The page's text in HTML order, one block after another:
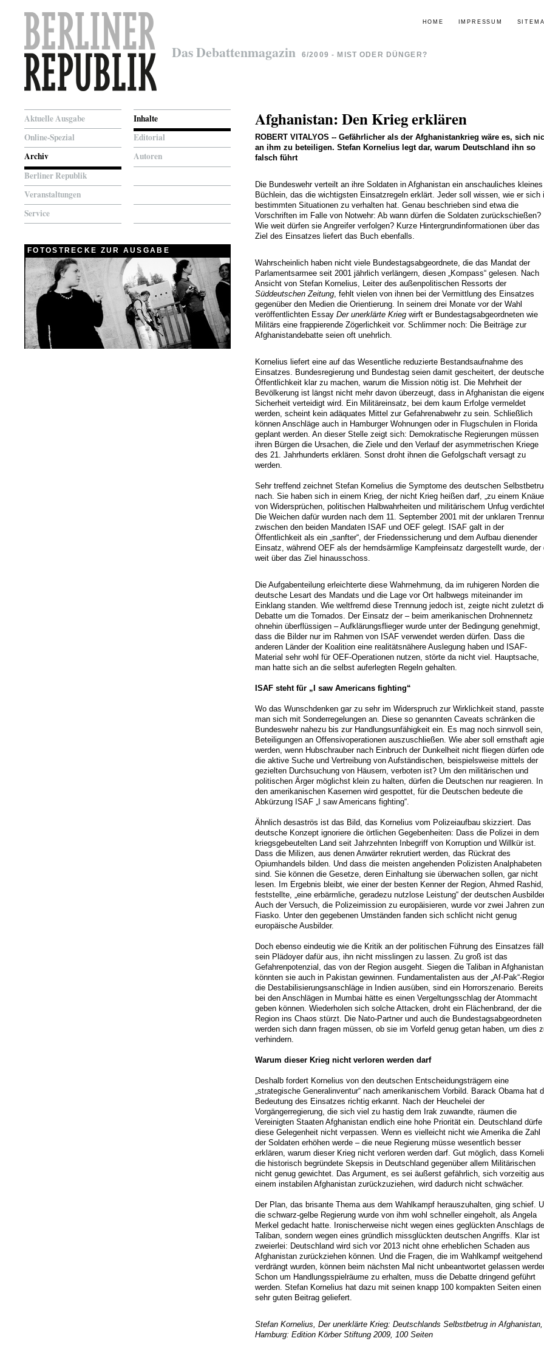
Das Debattenmagazin 6/2009 - MIST ODER DÜNGER?
HOME IMPRESSUM
Aktuelle Ausgabe
Online-Spezial
Archiv
Berliner Republik
Veranstaltungen
Service
Inhalte
Editorial
Autoren
FOTOSTRECKE ZUR AUSGABE
Afghanistan: Den Krieg erklären
ROBERT VITALYOS -- Gefährlicher als der Afghanistankrieg wäre es, sich
an ihm zu beteiligen. Stefan Kornelius legt dar, warum Deutschland ihn so
falsch führt
Die Bundeswehr verteilt an ihre Soldaten in Afghanistan ein anschauliches kleines
Büchlein, das die wichtigsten Einsatzregeln erklärt. Jeder soll wissen, wie er sich
bestimmten Situationen zu verhalten hat. Genau beschrieben sind etwa die
Vorschriften im Falle von Notwehr: Ab wann dürfen die Soldaten zurückschießen?
Wie weit dürfen sie Angreifer verfolgen? Kurze Hintergrundinformationen über das
Ziel des Einsatzes liefert das Buch ebenfalls.
Wahrscheinlich haben nicht viele Bundestagsabgeordnete, die das Mandat der
Parlamentsarmee seit 2001 jährlich verlängern, diesen „Kompass“ gelesen. Nach
Ansicht von Stefan Kornelius, Leiter des außenpolitischen Ressorts der
Süddeutschen Zeitung, fehlt vielen von ihnen bei der Vermittlung des Einsatzes
gegenüber den Medien die Orientierung. In seinem drei Monate vor der Wahl
veröffentlichten Essay Der unerklärte Krieg wirft er Bundestagsabgeordneten wie
Militärs eine frappierende Zögerlichkeit vor. Schlimmer noch: Die Beiträge zur
Afghanistandebatte seien oft unehrlich.
Kornelius liefert eine auf das Wesentliche reduzierte Bestandsaufnahme des
Einsatzes. Bundesregierung und Bundestag seien damit gescheitert, der
Öffentlichkeit klar zu machen, warum die Mission nötig ist. Die Mehrheit der
Bevölkerung ist längst nicht mehr davon überzeugt, dass in Afghanistan die
Sicherheit verteidigt wird. Ein Militäreinsatz, bei dem kaum Erfolge vermeldet
werden, scheint kein adäquates Mittel zur Gefahrenabwehr zu sein. Schließlich
können Anschläge auch in Hamburger Wohnungen oder in Flugschulen in Florida
geplant werden. An dieser Stelle zeigt sich: Demokratische Regierungen müssen
ihren Bürgen die Ursachen, die Ziele und den Verlauf der asymmetrischen Kriege
des 21. Jahrhunderts erklären. Sonst droht ihnen die Gefolgschaft versagt zu
werden.
Sehr treffend zeichnet Stefan Kornelius die Symptome des deutschen
nach. Sie haben sich in einem Krieg, der nicht Krieg heißen darf, „zu einem Knäuel
von Widersprüchen, politischen Halbwahrheiten und militärischem Unfug
Die Weichen dafür wurden nach dem 11. September 2001 mit der unklaren
zwischen den beiden Mandaten ISAF und OEF gelegt. ISAF galt in der
Öffentlichkeit als ein „sanfter“, der Friedenssicherung und dem Aufbau dienender
Einsatz, während OEF als der hemdsärmlige Kampfeinsatz dargestellt wurde, der
weit über das Ziel hinausschoss.
Die Aufgabenteilung erleichterte diese Wahrnehmung, da im ruhigeren Norden die
deutsche Lesart des Mandats und die Lage vor Ort halbwegs miteinander im
Einklang standen. Wie weltfremd diese Trennung jedoch ist, zeigte nicht zuletzt
Debatte um die Tornados. Der Einsatz der – beim amerikanischen Drohnennetz
ohnehin überflüssigen – Aufklärungsflieger wurde unter der Bedingung genehmigt,
dass die Bilder nur im Rahmen von ISAF verwendet werden dürfen. Dass die
anderen Länder der Koalition eine realitätsnähere Auslegung haben und ISAF-
Material sehr wohl für OEF-Operationen nutzen, störte da nicht viel. Hauptsache,
man hatte sich an die selbst auferlegten Regeln gehalten.
ISAF steht für „I saw Americans fighting“
Wo das Wunschdenken gar zu sehr im Widerspruch zur Wirklichkeit stand, passte
man sich mit Sonderregelungen an. Diese so genannten Caveats schränken die
Bundeswehr nahezu bis zur Handlungsunfähigkeit ein. Es mag noch sinnvoll sein,
Beteiligungen an Offensivoperationen auszuschließen. Wie aber soll ernsthaft
werden, wenn Hubschrauber nach Einbruch der Dunkelheit nicht fliegen dürfen
die aktive Suche und Vertreibung von Aufständischen, beispielsweise mittels der
gezielten Durchsuchung von Häusern, verboten ist? Um den militärischen und
politischen Ärger möglichst klein zu halten, dürfen die Deutschen nur reagieren. In
den amerikanischen Kasernen wird gespottet, für die Deutschen bedeute die
Abkürzung ISAF „I saw Americans fighting“.
Ähnlich desaströs ist das Bild, das Kornelius vom Polizeiaufbau skizziert. Das
deutsche Konzept ignoriere die örtlichen Gegebenheiten: Dass die Polizei in dem
kriegsgebeutelten Land seit Jahrzehnten Inbegriff von Korruption und Willkür ist.
Dass die Milizen, aus denen Anwärter rekrutiert werden, das Rückrat des
Opiumhandels bilden. Und dass die meisten angehenden Polizisten Analphabeten
sind. Sie können die Gesetze, deren Einhaltung sie überwachen sollen, gar nicht
lesen. Im Ergebnis bleibt, wie einer der besten Kenner der Region, Ahmed Rashid,
feststellte, „eine erbärmliche, geradezu nutzlose Leistung“ der deutschen
Auch der Versuch, die Polizeimission zu europäisieren, wurde vor zwei Jahren
Fiasko. Unter den gegebenen Umständen fanden sich schlicht nicht genug
europäische Ausbilder.
Doch ebenso eindeutig wie die Kritik an der politischen Führung des Einsatzes
sein Plädoyer dafür aus, ihn nicht misslingen zu lassen. Zu groß ist das
Gefahrenpotenzial, das von der Region ausgeht. Siegen die Taliban in
könnten sie auch in Pakistan gewinnen. Fundamentalisten aus der „Af-Pak“-
die Destabilisierungsanschläge in Indien ausüben, sind ein Horrorszenario. Bereits
bei den Anschlägen in Mumbai hätte es einen Vergeltungsschlag der Atommacht
geben können. Wiederholen sich solche Attacken, droht ein Flächenbrand, der die
Region ins Chaos stürzt. Die Nato-Partner und auch die Bundestagsabgeordneten
werden sich dann fragen müssen, ob sie im Vorfeld genug getan haben, um dies
verhindern.
Warum dieser Krieg nicht verloren werden darf
Deshalb fordert Kornelius von den deutschen Entscheidungsträgern eine
„strategische Generalinventur“ nach amerikanischem Vorbild. Barack Obama hat
Bedeutung des Einsatzes richtig erkannt. Nach der Heuchelei der
Vorgängerregierung, die sich viel zu hastig dem Irak zuwandte, räumen die
Vereinigten Staaten Afghanistan endlich eine hohe Priorität ein. Deutschland dürfe
diese Gelegenheit nicht verpassen. Wenn es vielleicht nicht wie Amerika die Zahl
der Soldaten erhöhen werde – die neue Regierung müsse wesentlich besser
erklären, warum dieser Krieg nicht verloren werden darf. Gut möglich, dass
die historisch begründete Skepsis in Deutschland gegenüber allem Militärischen
nicht genug gewichtet. Das Argument, es sei äußerst gefährlich, sich vorzeitig aus
einem instabilen Afghanistan zurückzuziehen, wird dadurch nicht schwächer.
Der Plan, das brisante Thema aus dem Wahlkampf herauszuhalten, ging schief.
die schwarz-gelbe Regierung wurde von ihm wohl schneller eingeholt, als Angela
Merkel gedacht hatte. Ironischerweise nicht wegen eines geglückten Anschlags
Taliban, sondern wegen eines gründlich missglückten deutschen Angriffs. Klar ist
zweierlei: Deutschland wird sich vor 2013 nicht ohne erheblichen Schaden aus
Afghanistan zurückziehen können. Und die Fragen, die im Wahlkampf weitgehend
verdrängt wurden, können beim nächsten Mal nicht unbeantwortet gelassen
Schon um Handlungsspielräume zu erhalten, muss die Debatte dringend geführt
werden. Stefan Kornelius hat dazu mit seinen knapp 100 kompakten Seiten einen
sehr guten Beitrag geliefert.
Stefan Kornelius, Der unerklärte Krieg: Deutschlands Selbstbetrug in Afghanistan,
Hamburg: Edition Körber Stiftung 2009, 100 Seiten